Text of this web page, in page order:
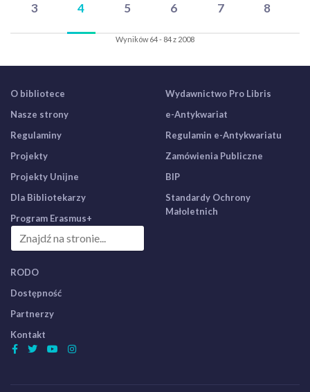
3 4 5 6 7 8
Wyników 64 - 84 z 2008
O bibliotece
Nasze strony
Regulaminy
Projekty
Projekty Unijne
Dla Bibliotekarzy
Program Erasmus+
Wydawnictwo Pro Libris
e-Antykwariat
Regulamin e-Antykwariatu
Zamówienia Publiczne
BIP
Standardy Ochrony
Małoletnich
RODO
Dostępność
Partnerzy
Kontakt